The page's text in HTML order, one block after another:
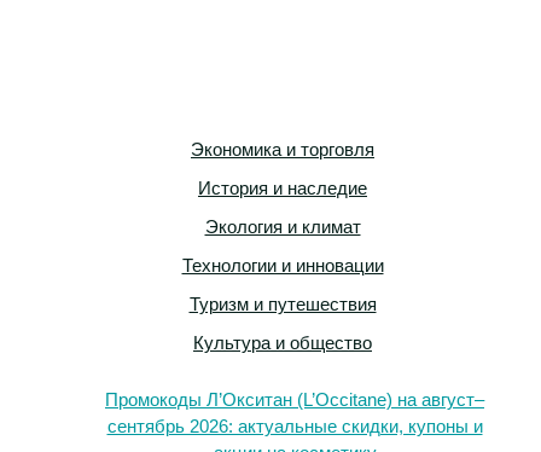
Экономика и торговля
История и наследие
Экология и климат
Технологии и инновации
Туризм и путешествия
Культура и общество
Промокоды Л’Окситан (L’Occitane) на август–
сентябрь 2026: актуальные скидки, купоны и